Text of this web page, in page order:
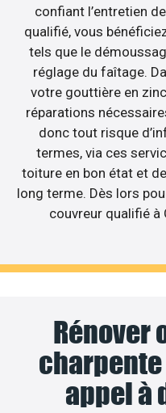
confiant l’entretien
qualifié, vous
tels que le
réglage du faîtage.
votre gouttière en
réparations
donc tout risque
termes, via ces
toiture en bon état et
long terme. Dès lors
couvreur qualifié à
Rénover
appel à